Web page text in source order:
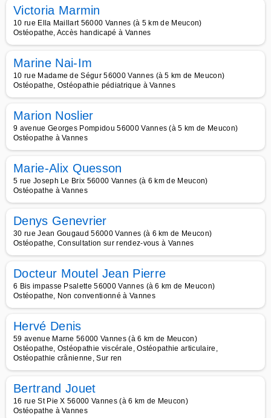
Victoria Marmin
10 rue Ella Maillart 56000 Vannes (à 5 km de Meucon)
Ostéopathe, Accès handicapé à Vannes
Marine Nai-Im
10 rue Madame de Ségur 56000 Vannes (à 5 km de Meucon)
Ostéopathe, Ostéopathie pédiatrique à Vannes
Marion Noslier
9 avenue Georges Pompidou 56000 Vannes (à 5 km de Meucon)
Ostéopathe à Vannes
Marie-Alix Quesson
5 rue Joseph Le Brix 56000 Vannes (à 6 km de Meucon)
Ostéopathe à Vannes
Denys Genevrier
30 rue Jean Gougaud 56000 Vannes (à 6 km de Meucon)
Ostéopathe, Consultation sur rendez-vous à Vannes
Docteur Moutel Jean Pierre
6 Bis impasse Psalette 56000 Vannes (à 6 km de Meucon)
Ostéopathe, Non conventionné à Vannes
Hervé Denis
59 avenue Marne 56000 Vannes (à 6 km de Meucon)
Ostéopathe, Ostéopathie viscérale, Ostéopathie articulaire,
Ostéopathie crânienne, Sur ren
Bertrand Jouet
16 rue St Pie X 56000 Vannes (à 6 km de Meucon)
Ostéopathe à Vannes